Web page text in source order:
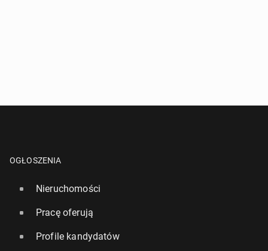
OGŁOSZENIA
Nieruchomości
Pracę oferują
Profile kandydatów